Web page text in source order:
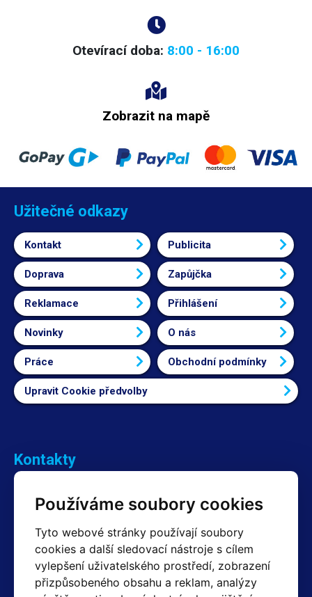
Používáme soubory cookies
Tyto webové stránky používají soubory
cookies a další sledovací nástroje s cílem
vylepšení uživatelského prostředí, zobrazení
přizpůsobeného obsahu a reklam, analýzy
Otevírací doba: 8:00 - 16:00
Zobrazit na mapě
Užitečné odkazy
Kontakt Publicita
Doprava Zapůjčka
Reklamace Přihlášení
Novinky O nás
Práce Obchodní podmínky
Upravit Cookie předvolby
Kontakty
+420 603 357 606 +420 605 234 204
Fakturační a expediční oddělení
+420 605 259 759 (Po–Pá: 7:30 – 15:00)
Technické oddělení